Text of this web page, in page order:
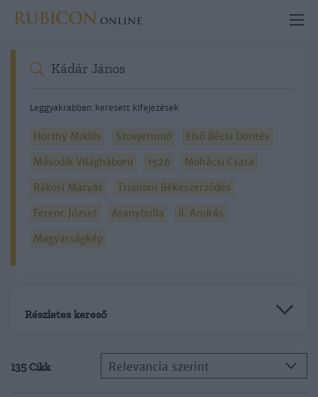
Leggyakrabban keresett kifejezések
Horthy Miklós Szovjetunió
Első Bécsi Döntés
Második Világháború
1526
Mohácsi Csata
Rákosi Mátyás
Trianoni Békeszerződés
Ferenc József
Aranybulla
II. András
Magyarságkép
Részletes kereső
135 Cikk Relevancia szerint